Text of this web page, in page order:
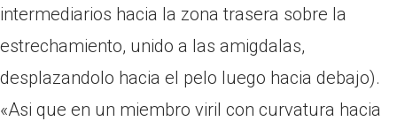
intermediarios hacia la zona trasera sobre la
estrechamiento, unido a las amigdalas,
desplazandolo hacia el pelo luego hacia debajo).
«Asi que en un miembro viril con curvatura hacia